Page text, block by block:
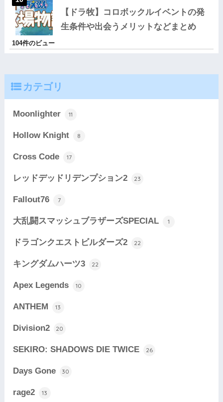
【ドラ牧】コロボックルイベントの発
生条件や出会うメリットなどまとめ
104件のビュー
カテゴリ
Moonlighter 11
Hollow Knight 8
Cross Code 17
レッドデッドリデンプション2 23
Fallout76 7
大乱闘スマッシュブラザーズSPECIAL 1
ドラゴンクエストビルダーズ2 22
キングダムハーツ3 22
Apex Legends 10
ANTHEM 13
Division2 20
SEKIRO: SHADOWS DIE TWICE 26
Days Gone 30
rage2 13